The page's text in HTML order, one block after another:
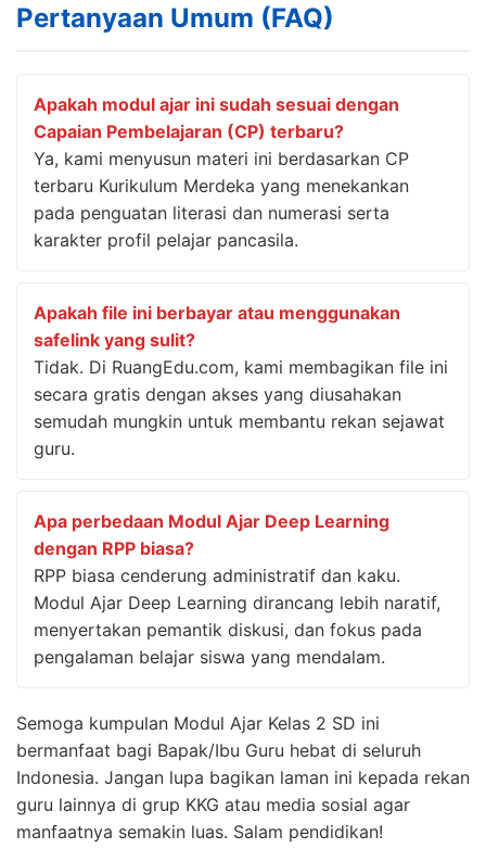
Pertanyaan Umum (FAQ)
Apakah modul ajar ini sudah sesuai dengan
Capaian Pembelajaran (CP) terbaru?
Ya, kami menyusun materi ini berdasarkan CP
terbaru Kurikulum Merdeka yang menekankan
pada penguatan literasi dan numerasi serta
karakter profil pelajar pancasila.
Apakah file ini berbayar atau menggunakan
safelink yang sulit?
Tidak. Di RuangEdu.com, kami membagikan file ini
secara gratis dengan akses yang diusahakan
semudah mungkin untuk membantu rekan sejawat
guru.
Apa perbedaan Modul Ajar Deep Learning
dengan RPP biasa?
RPP biasa cenderung administratif dan kaku.
Modul Ajar Deep Learning dirancang lebih naratif,
menyertakan pemantik diskusi, dan fokus pada
pengalaman belajar siswa yang mendalam.
Semoga kumpulan Modul Ajar Kelas 2 SD ini
bermanfaat bagi Bapak/Ibu Guru hebat di seluruh
Indonesia. Jangan lupa bagikan laman ini kepada rekan
guru lainnya di grup KKG atau media sosial agar
manfaatnya semakin luas. Salam pendidikan!